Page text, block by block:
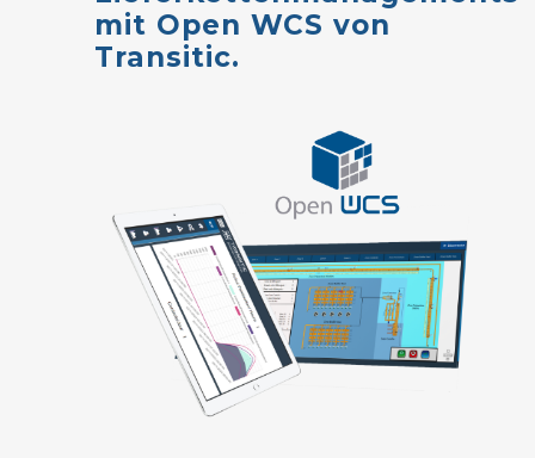
mit Open WCS von
Transitic.